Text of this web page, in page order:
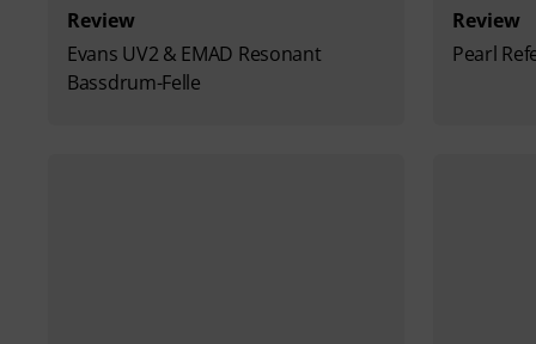
Review
Evans UV2 & EMAD Resonant
Bassdrum-Felle
Review
Pearl